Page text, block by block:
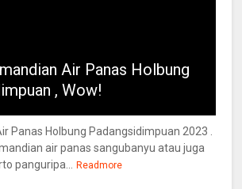
Air Panas Holbung
, Wow!
Panas Holbung Padangsidimpuan 2023 .
air panas sangubanyu atau juga
panguripa...
Readmore